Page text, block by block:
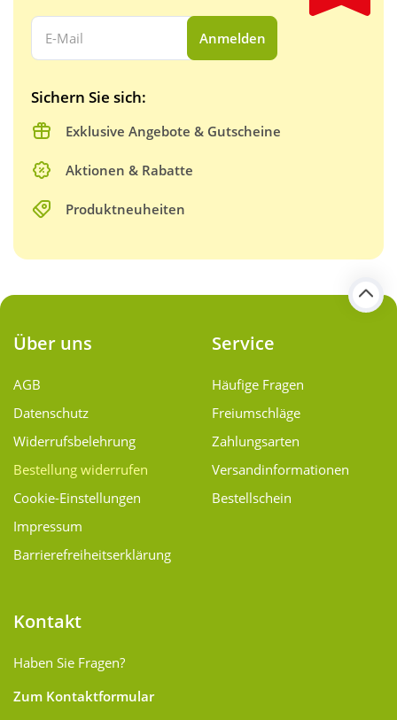
Ihre E-Mail Adresse:
Anmelden
Sichern Sie sich:
Exklusive Angebote & Gutscheine
Aktionen & Rabatte
Produktneuheiten
Über uns
AGB
Datenschutz
Widerrufsbelehrung
Bestellung widerrufen
Cookie-Einstellungen
Impressum
Barrierefreiheitserklärung
Service
Häufige Fragen
Freiumschläge
Zahlungsarten
Versand­informationen
Bestellschein
Kontakt
Haben Sie Fragen?
Zum Kontaktformular